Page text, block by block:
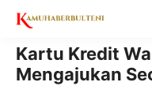
Skip
content
Kartu Kredit
Mengajukan